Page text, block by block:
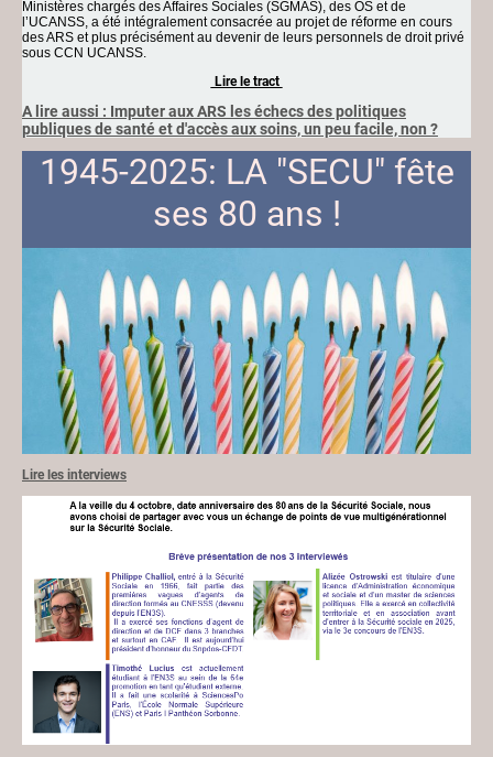
Ministères chargés des Affaires Sociales (SGMAS), des OS et de
l’UCANSS, a été intégralement consacrée au projet de réforme en cours
des ARS et plus précisément au devenir de leurs personnels de droit privé
sous CCN UCANSS.
Lire le tract
A lire aussi : Imputer aux ARS les échecs des politiques
publiques de santé et d'accès aux soins, un peu facile, non ?
1945-2025: LA "SECU" fête
ses 80 ans !
Lire les interviews